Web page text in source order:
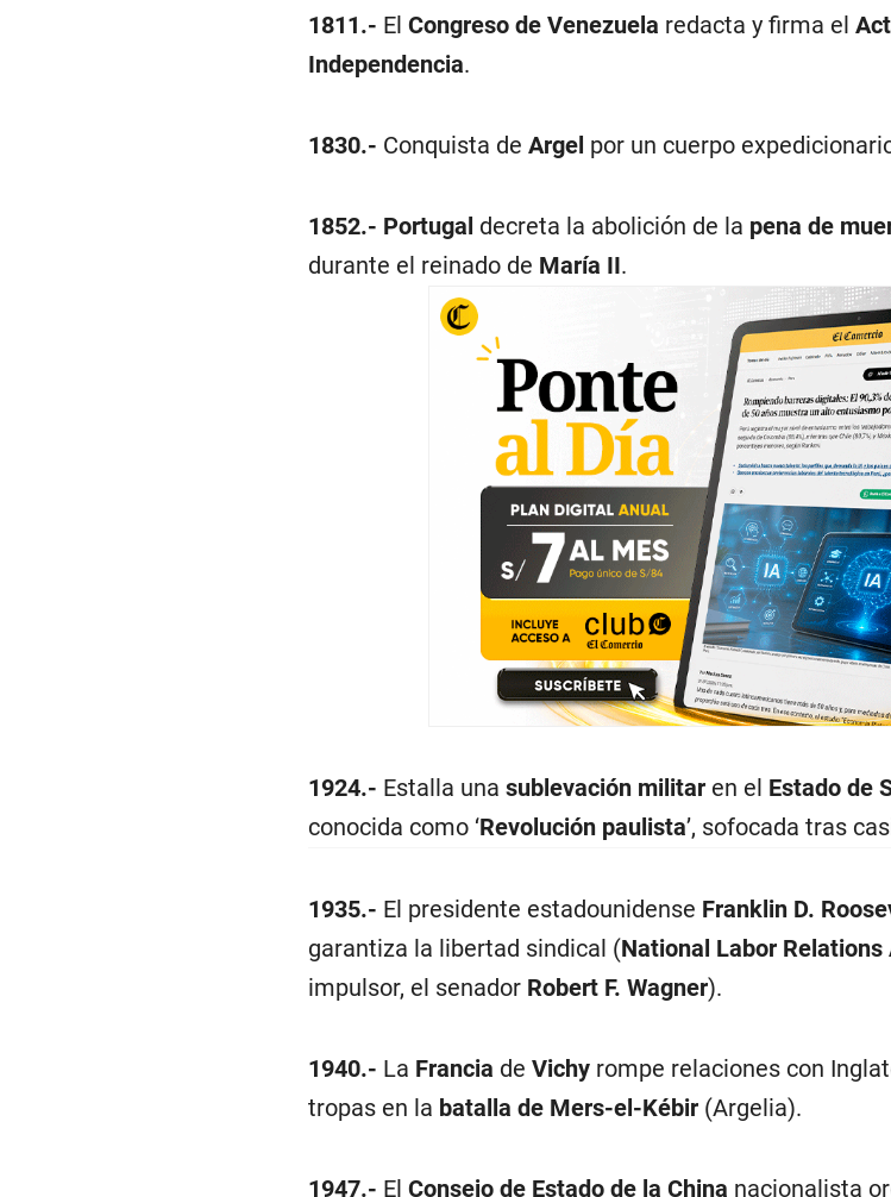
1811.- El Congreso de Venezuela redacta y firma el
Independencia.
1830.- Conquista de Argel por un cuerpo
1852.- Portugal decreta la abolición de la pena de
durante el reinado de María II.
1924.- Estalla una sublevación militaren el Estado de
conocida como ‘Revolución paulista’, sofocada tras
1935.- El presidente estadounidense Franklin D.
garantiza la libertad sindical (National Labor Relations
impulsor, el senador Robert F. Wagner).
1940.- La Francia de Vichyrompe relaciones con
tropas en la batalla de Mers-el-Kébir(Argelia).
1947.- El Consejo de Estado de la China nacionalista